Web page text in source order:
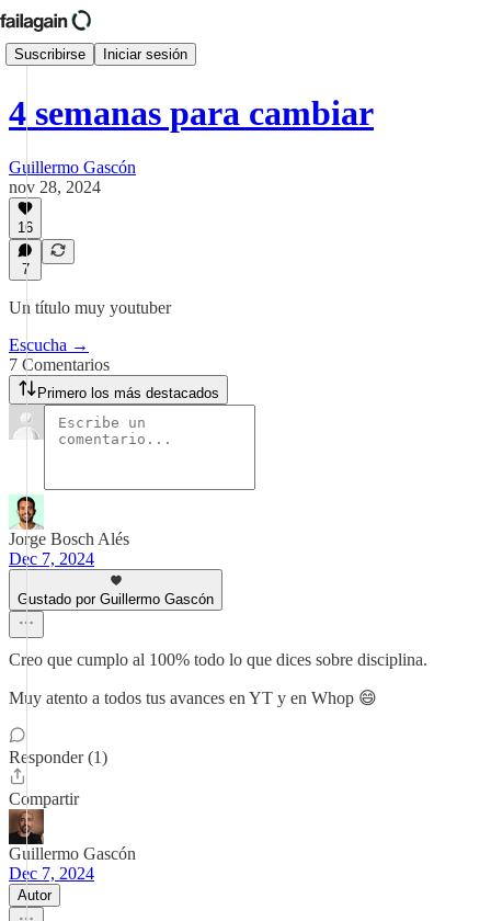
Suscribirse Iniciar sesión
4 semanas para cambiar
Guillermo Gascón
nov 28, 2024
16
7
Un título muy youtuber
Escucha →
7 Comentarios
Primero los más destacados
Jorge Bosch Alés
Dec 7, 2024
Gustado por Guillermo Gascón
Creo que cumplo al 100% todo lo que dices sobre disciplina.
Muy atento a todos tus avances en YT y en Whop 😄
Responder (1)
Compartir
Guillermo Gascón
Dec 7, 2024
Autor